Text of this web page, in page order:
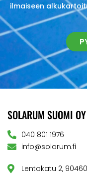
ilmaiseen
SOLARUM SUOMI OY
040 801 1976
info@solarum.fi
Lentokatu 2,